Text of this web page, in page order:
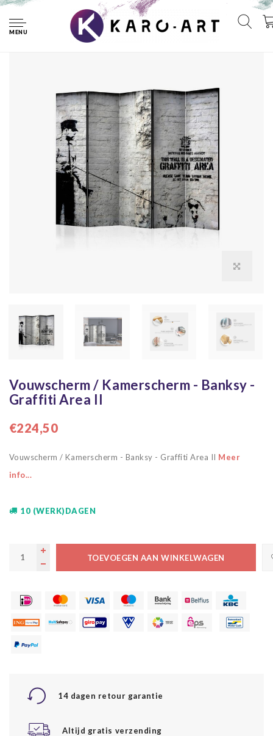
MENU
Vouwscherm / Kamerscherm - Banksy - Graffiti Area II
Vouwscherm / Kamerscherm - Banksy -
Graffiti Area II
€224,50
Vouwscherm / Kamerscherm - Banksy - Graffiti Area II Meer
info...
10 (WERK)DAGEN
TOEVOEGEN AAN WINKELWAGEN
14 dagen retour garantie
Altijd gratis verzending